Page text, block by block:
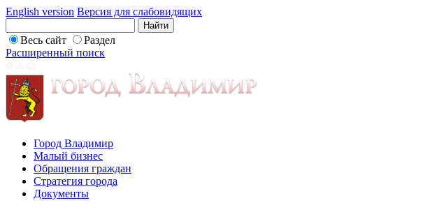
English version Версия для слабовидящих
Весь сайт
Раздел
Расширенный поиск
Город Владимир
Малый бизнес
Обращения граждан
Стратегия города
Документы